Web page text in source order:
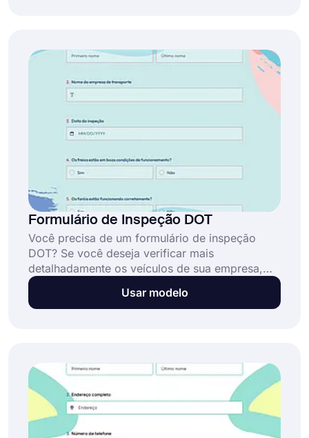
formulários rapidamente com o forms.app!
Formulário de Inspeção DOT
Você precisa de um formulário de inspeção
DOT? Se você deseja verificar mais
detalhadamente os veículos de sua empresa,
pode criar seu próprio formulário em pouco
tempo usando o modelo de formulário de
Usar modelo